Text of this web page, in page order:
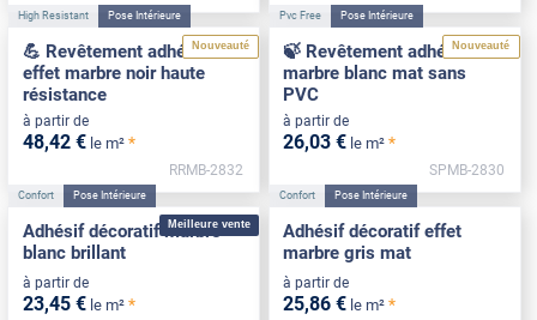
Nouveauté
High Resistant Pose Intérieure
💪 Revêtement adhésif
effet marbre noir haute
résistance
à partir de
48,42 € le m² *
RRMB-2832
Nouveauté
Pvc Free Pose Intérieure
🍃 Revêtement adhésif
marbre blanc mat sans
PVC
à partir de
26,03 € le m² *
SPMB-2830
Meilleure vente
Confort Pose Intérieure
Adhésif décoratif marbre
blanc brillant
à partir de
23,45 € le m² *
Confort Pose Intérieure
Adhésif décoratif effet
marbre gris mat
à partir de
25,86 € le m² *